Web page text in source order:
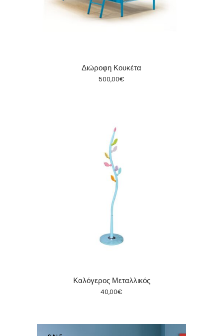
Διώροφη Κουκέτα
500,00€
Καλόγερος Μεταλλικός
40,00€